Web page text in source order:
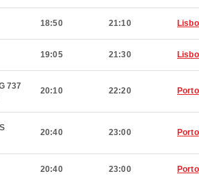
18:50 21:10
19:05 21:30
737
20:10 22:20 Porto
20:40 23:00 Porto
20:40 23:00 Porto